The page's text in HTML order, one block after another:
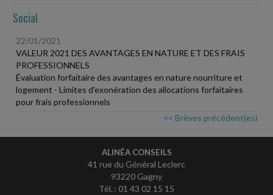
Social
22/01/2021
VALEUR 2021 DES AVANTAGES EN NATURE ET DES FRAIS
PROFESSIONNELS
Évaluation forfaitaire des avantages en nature nourriture et
logement - Limites d'exonération des allocations forfaitaires
pour frais professionnels
<< Brèves précédent(es)
ALINÉA CONSEILS
41 rue du Général Leclerc
93220 Gagny
Tél. : 01 43 02 15 15